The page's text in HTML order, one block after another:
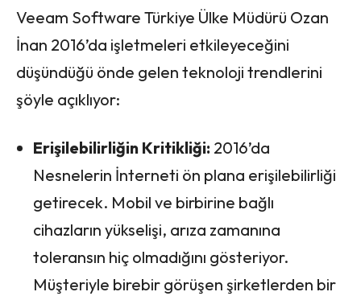
Veeam Software Türkiye Ülke Müdürü Ozan
İnan 2016’da işletmeleri etkileyeceğini
düşündüğü önde gelen teknoloji trendlerini
şöyle açıklıyor:
Erişilebilirliğin Kritikliği: 2016’da
Nesnelerin İnterneti ön plana erişilebilirliği
getirecek. Mobil ve birbirine bağlı
cihazların yükselişi, arıza zamanına
toleransın hiç olmadığını gösteriyor.
Müşteriyle birebir görüşen şirketlerden bir